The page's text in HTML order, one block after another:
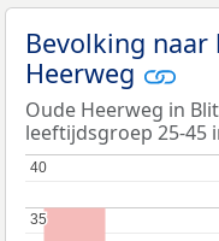
Bevolking
Heerweg
Oude Heerweg in
leeftijdsgroep 25-45
35
35
40
40